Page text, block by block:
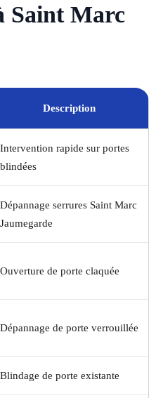
Saint Marc
Description
Intervention rapide sur portes
blindées
Dépannage serrures Saint Marc
Jaumegarde
Ouverture de porte claquée
Dépannage de porte verrouillée
Blindage de porte existante